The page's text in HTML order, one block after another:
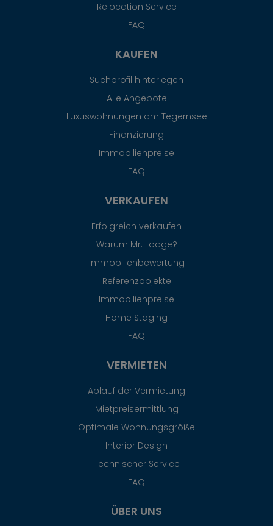
Relocation Service
FAQ
KAUFEN
Suchprofil hinterlegen
Alle Angebote
Luxuswohnungen am Tegernsee
Finanzierung
Immobilienpreise
FAQ
VERKAUFEN
Erfolgreich verkaufen
Warum Mr. Lodge?
Immobilienbewertung
Referenzobjekte
Immobilienpreise
Home Staging
FAQ
VERMIETEN
Ablauf der Vermietung
Mietpreisermittlung
Optimale Wohnungsgröße
Interior Design
Technischer Service
FAQ
ÜBER UNS